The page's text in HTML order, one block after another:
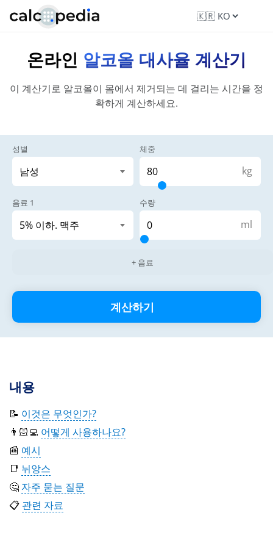
온라인 알코올 대사율 계산기
이 계산기로 알코올이 몸에서 제거되는 데 걸리는 시간을 정
확하게 계산하세요.
성별 체중
kg
음료 1 수량
ml
+ 음료
계산하기
내용
📝 이것은 무엇인가?
👨🏻‍💻 어떻게 사용하나요?
📰 예시
📑 뉘앙스
🤔 자주 묻는 질문
📋 관련 자료